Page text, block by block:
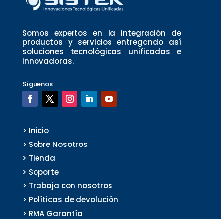
Somos expertos en la integración de
productos y servicios entregando así
soluciones tecnológicas unificadas e
innovadoras.
Síguenos
> Inicio
> Sobre Nosotros
> Tienda
> Soporte
> Trabaja con nosotros
> Políticas de devolución
> RMA Garantía